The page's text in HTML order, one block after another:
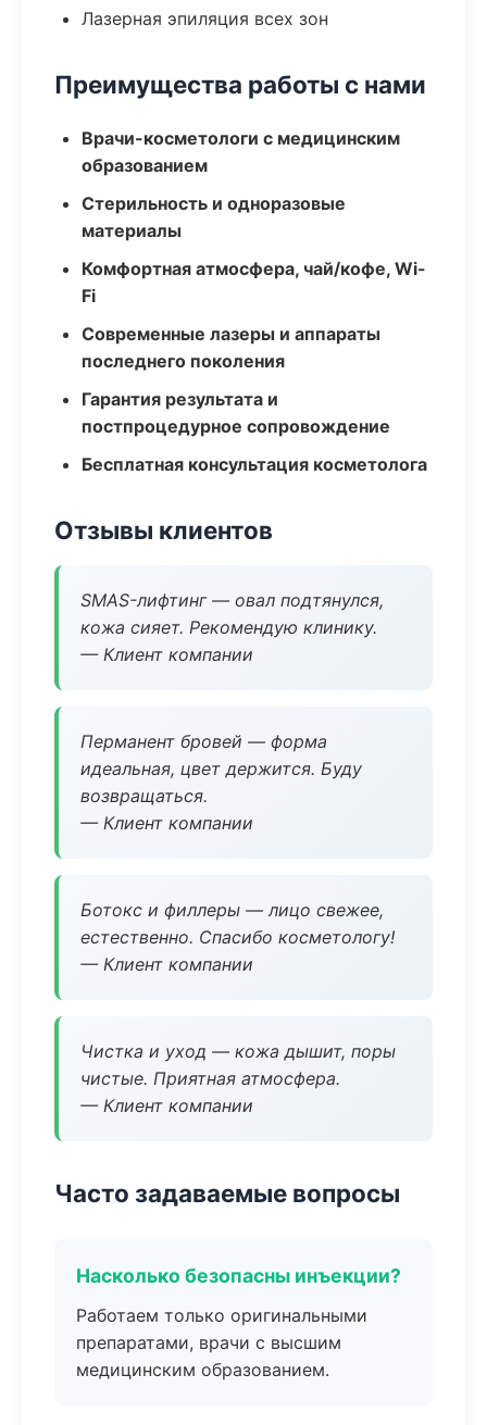
Лазерная эпиляция всех зон
Преимущества работы с нами
Врачи-косметологи с медицинским
образованием
Стерильность и одноразовые
материалы
Комфортная атмосфера, чай/кофе, Wi-
Fi
Современные лазеры и аппараты
последнего поколения
Гарантия результата и
постпроцедурное сопровождение
Бесплатная консультация косметолога
Отзывы клиентов
SMAS-лифтинг — овал подтянулся,
кожа сияет. Рекомендую клинику.
— Клиент компании
Перманент бровей — форма
идеальная, цвет держится. Буду
возвращаться.
— Клиент компании
Ботокс и филлеры — лицо свежее,
естественно. Спасибо косметологу!
— Клиент компании
Чистка и уход — кожа дышит, поры
чистые. Приятная атмосфера.
— Клиент компании
Часто задаваемые вопросы
Насколько безопасны инъекции?
Работаем только оригинальными
препаратами, врачи с высшим
медицинским образованием.